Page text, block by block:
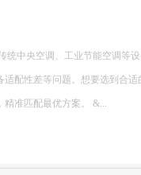
中央空调、工业节能空调等
配性差等问题。想要选到合
精准匹配最优方案。 &...